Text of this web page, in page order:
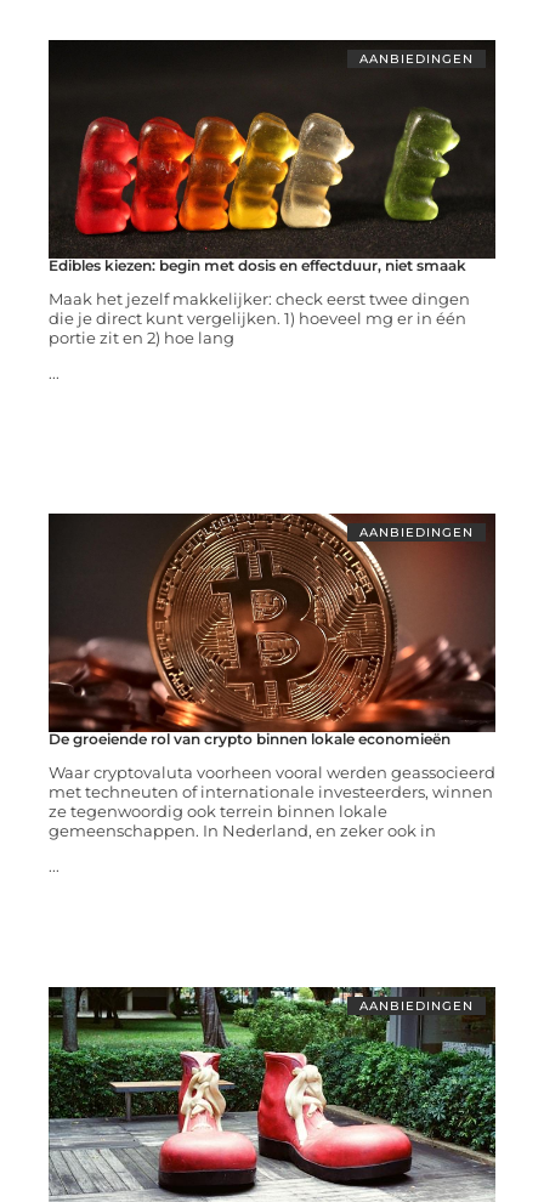
AANBIEDINGEN
Edibles kiezen: begin met dosis en effectduur, niet smaak
Maak het jezelf makkelijker: check eerst twee dingen
die je direct kunt vergelijken. 1) hoeveel mg er in één
portie zit en 2) hoe lang
...
AANBIEDINGEN
De groeiende rol van crypto binnen lokale economieën
Waar cryptovaluta voorheen vooral werden geassocieerd
met techneuten of internationale investeerders, winnen
ze tegenwoordig ook terrein binnen lokale
gemeenschappen. In Nederland, en zeker ook in
...
AANBIEDINGEN